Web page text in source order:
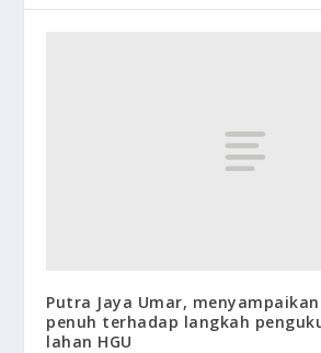
Putra Jaya Umar,
penuh terhadap langkah
lahan HGU